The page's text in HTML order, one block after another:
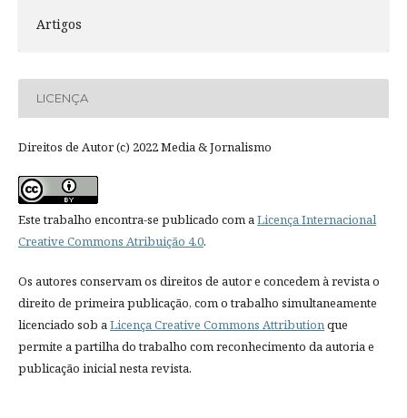
Artigos
LICENÇA
Direitos de Autor (c) 2022 Media & Jornalismo
Este trabalho encontra-se publicado com aLicença Internacional
Creative Commons Atribuição 4.0.
Os autores conservam os direitos de autor e concedem à revista o
direito de primeira publicação, com o trabalho simultaneamente
licenciado sob aLicença Creative Commons Attributionque
permite a partilha do trabalho com reconhecimento da autoria e
publicação inicial nesta revista.